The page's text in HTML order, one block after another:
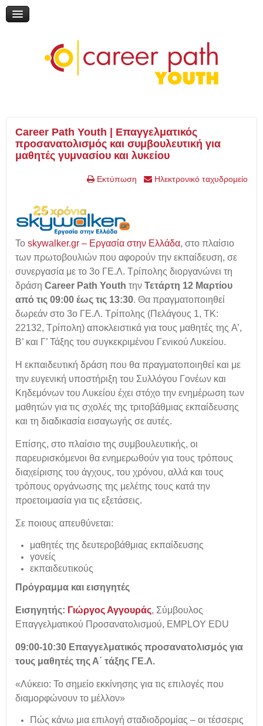
Online Ημερίδα: "Επικαιροποιώντας την τηλεμάθηση"
My Gap Feel & Fill Festival
Career Path Youth | Επαγγελματικός
προσανατολισμός και συμβουλευτική για
μαθητές γυμνασίου και λυκείου
Εκτύπωση Ηλεκτρονικό ταχυδρομείο
Το skywalker.gr – Εργασία στην Ελλάδα, στο πλαίσιο
των πρωτοβουλιών που αφορούν την εκπαίδευση, σε
συνεργασία με το 3ο ΓΕ.Λ. Τρίπολης διοργανώνει τη
δράση Career Path Youth την Τετάρτη 12 Μαρτίου
από τις 09:00 έως τις 13:30. Θα πραγματοποιηθεί
δωρεάν στο 3ο ΓΕ.Λ. Τρίπολης (Πελάγους 1, ΤΚ:
22132, Τρίπολη) αποκλειστικά για τους μαθητές της A’,
Β’ και Γ’ Τάξης του συγκεκριμένου Γενικού Λυκείου.
Η εκπαιδευτική δράση που θα πραγματοποιηθεί και με
την ευγενική υποστήριξη του Συλλόγου Γονέων και
Κηδεμόνων του Λυκείου έχει στόχο την ενημέρωση των
μαθητών για τις σχολές της τριτοβάθμιας εκπαίδευσης
και τη διαδικασία εισαγωγής σε αυτές.
Επίσης, στο πλαίσιο της συμβουλευτικής, οι
παρευρισκόμενοι θα ενημερωθούν για τους τρόπους
διαχείρισης του άγχους, του χρόνου, αλλά και τους
τρόπους οργάνωσης της μελέτης τους κατά την
προετοιμασία για τις εξετάσεις.
Σε ποιους απευθύνεται:
μαθητές της δευτεροβάθμιας εκπαίδευσης
γονείς
εκπαιδευτικούς
Πρόγραμμα και εισηγητές
Εισηγητής: Γιώργος Αγγουράς, Σύμβουλος
Επαγγελματικού Προσανατολισμού, EMPLOY EDU
09:00-10:30 Επαγγελματικός προσανατολισμός για
τους μαθητές της Α΄ τάξης ΓΕ.Λ.
«Λύκειο: Το σημείο εκκίνησης για τις επιλογές που
διαμορφώνουν το μέλλον»
Πώς κάνω μια επιλογή σταδιοδρομίας – οι τέσσερις